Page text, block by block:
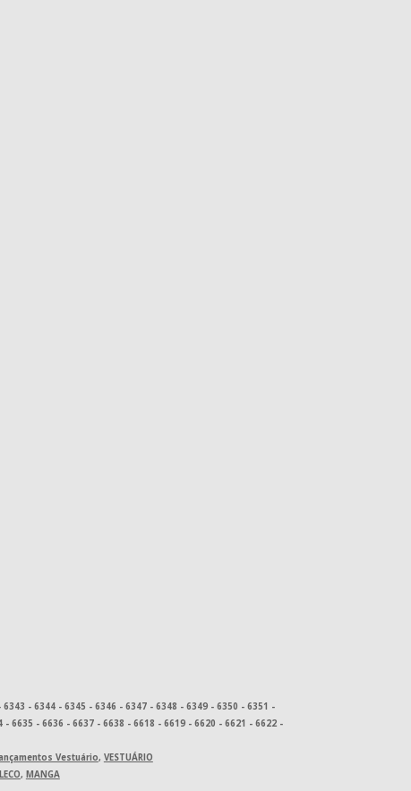
- 6344 - 6345 - 6346 - 6347 - 6348 - 6349 - 6350 - 6351 -
6635 - 6636 - 6637 - 6638 - 6618 - 6619 - 6620 - 6621 - 6622 -
Vestuário, VESTUÁRIO
, MANGA